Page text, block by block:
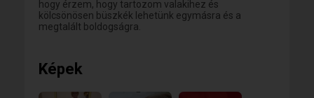
hogy érzem, hogy tartozom valakihez és
kölcsönösen büszkék lehetünk egymásra és a
megtalált boldogságra.
Képek